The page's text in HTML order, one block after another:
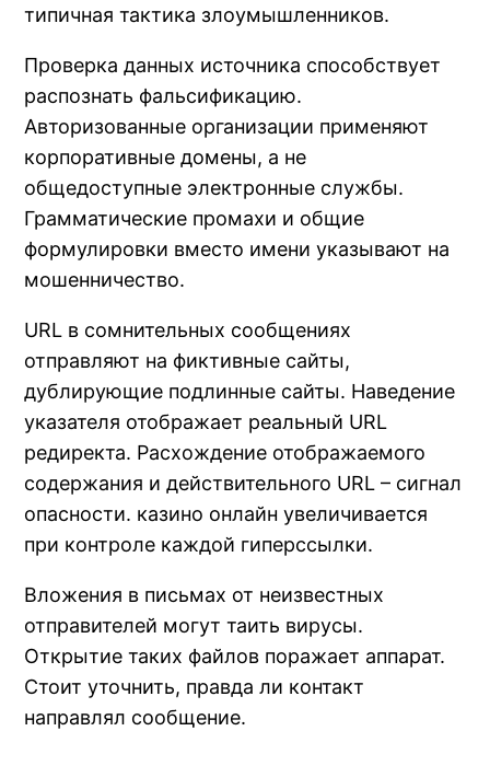
типичная тактика злоумышленников.
Проверка данных источника способствует
распознать фальсификацию.
Авторизованные организации применяют
корпоративные домены, а не
общедоступные электронные службы.
Грамматические промахи и общие
формулировки вместо имени указывают на
мошенничество.
URL в сомнительных сообщениях
отправляют на фиктивные сайты,
дублирующие подлинные сайты. Наведение
указателя отображает реальный URL
редиректа. Расхождение отображаемого
содержания и действительного URL – сигнал
опасности. казино онлайн увеличивается
при контроле каждой гиперссылки.
Вложения в письмах от неизвестных
отправителей могут таить вирусы.
Открытие таких файлов поражает аппарат.
Стоит уточнить, правда ли контакт
направлял сообщение.